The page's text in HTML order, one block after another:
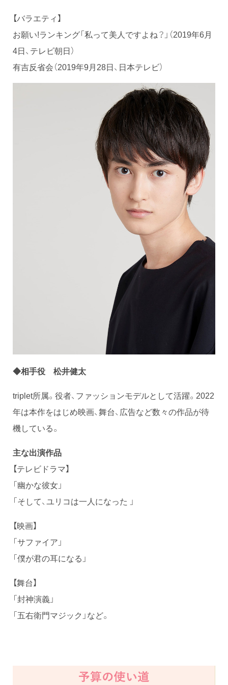
【バラエティ】
お願い!ランキング「私って美人ですよね？」（2019年6月
4日、テレビ朝日）
有吉反省会（2019年9月28日、日本テレビ）
◆相手役 松井健太
triplet所属。役者、ファッションモデルとして活躍。2022
年は本作をはじめ映画、舞台、広告など数々の作品が待
機している。
主な出演作品
【テレビドラマ】
「幽かな彼女」
「そして、ユリコは一人になった 」
【映画】
「サファイア」
「僕が君の耳になる」
【舞台】
「封神演義」
「五右衛門マジック」など。